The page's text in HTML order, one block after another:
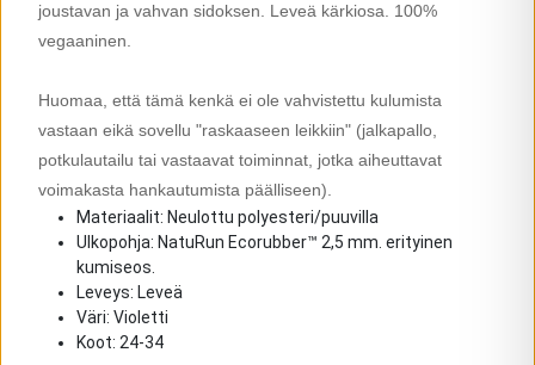
joustavan ja vahvan sidoksen. Leveä kärkiosa. 100%
vegaaninen.
Huomaa, että tämä kenkä ei ole vahvistettu kulumista
vastaan eikä sovellu "raskaaseen leikkiin" (jalkapallo,
potkulautailu tai vastaavat toiminnat, jotka aiheuttavat
voimakasta hankautumista päälliseen).
Materiaalit: Neulottu polyesteri/puuvilla
Ulkopohja: NatuRun Ecorubber™ 2,5 mm. erityinen
kumiseos.
Leveys: Leveä
Väri: Violetti
Koot: 24-34